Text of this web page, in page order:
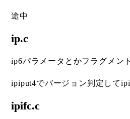
途中
ip.c
ip6パラメータとかフラグメン
ipiput4でバージョン判定して
ipifc.c